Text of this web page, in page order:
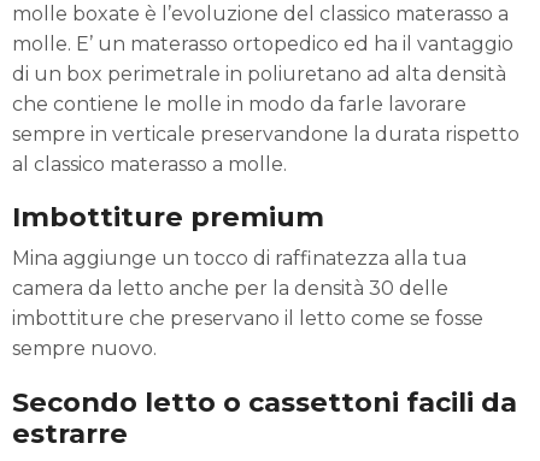
molle boxate è l’evoluzione del classico materasso a
molle. E’ un materasso ortopedico ed ha il vantaggio
di un box perimetrale in poliuretano ad alta densità
che contiene le molle in modo da farle lavorare
sempre in verticale preservandone la durata rispetto
al classico materasso a molle.
Imbottiture premium
Mina aggiunge un tocco di raffinatezza alla tua
camera da letto anche per la densità 30 delle
imbottiture che preservano il letto come se fosse
sempre nuovo.
Secondo letto o cassettoni facili da
estrarre